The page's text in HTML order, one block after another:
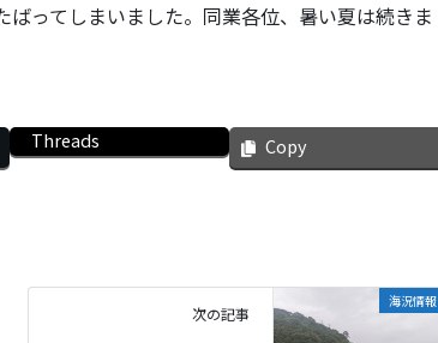
ばってしまいました。同業各位、暑い夏は続きま
Threads Copy
海況情報
次の記事